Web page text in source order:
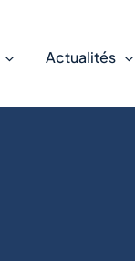
Actualités